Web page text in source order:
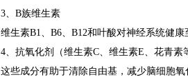
3、B族维生素
维生素B1、B6、B12和叶酸对神经系统健
4、抗氧化剂（维生素C、维生素E、花青素
这些成分有助于清除自由基，减少脑细胞氧